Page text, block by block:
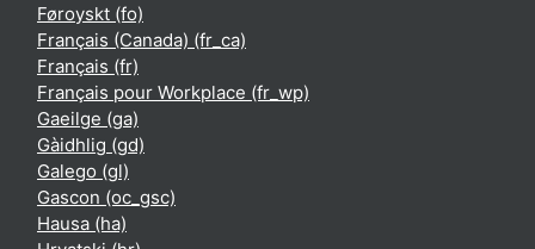
Føroyskt ‎(fo)‎
Français (Canada) ‎(fr_ca)‎
Français ‎(fr)‎
Français pour Workplace ‎(fr_wp)‎
Gaeilge ‎(ga)‎
Gàidhlig ‎(gd)‎
Galego ‎(gl)‎
Gascon ‎(oc_gsc)‎
Hausa ‎(ha)‎